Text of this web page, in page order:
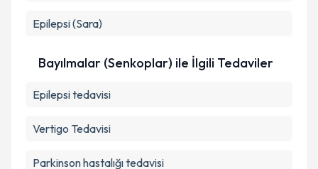
Epilepsi (Sara)
Bayılmalar (Senkoplar) ile İlgili Tedaviler
Epilepsi tedavisi
Vertigo Tedavisi
Parkinson hastalığı tedavisi